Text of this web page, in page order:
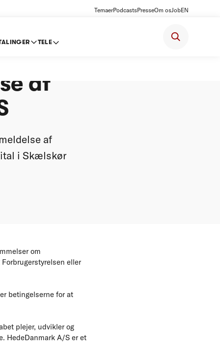
TemaerPodcastsPresseOm osJobEN
TELE
af
af
i Skælskør
om
eller
betingelserne for at
plejer, udvikler og
HedeDanmark A/S er et